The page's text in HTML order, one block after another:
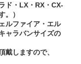
ド・LX・RX・CX-
。）
ルファイア・エル
ャラバンサイズの
しますので、